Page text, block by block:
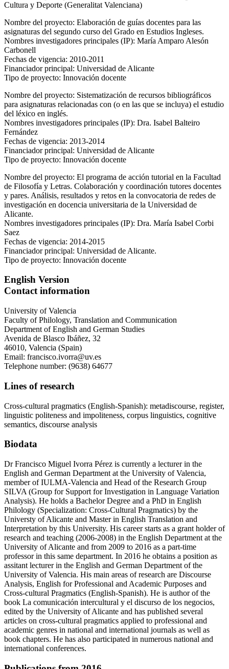
Cultura y Deporte (Generalitat Valenciana)
Nombre del proyecto: Elaboración de guías docentes para las
asignaturas del segundo curso del Grado en Estudios Ingleses.
Nombres investigadores principales (IP): María Amparo Alesón
Carbonell
Fechas de vigencia: 2010-2011
Financiador principal: Universidad de Alicante
Tipo de proyecto: Innovación docente
Nombre del proyecto: Sistematización de recursos bibliográficos
para asignaturas relacionadas con (o en las que se incluya) el estudio
del léxico en inglés.
Nombres investigadores principales (IP): Dra. Isabel Balteiro
Fernández
Fechas de vigencia: 2013-2014
Financiador principal: Universidad de Alicante
Tipo de proyecto: Innovación docente
Nombre del proyecto: El programa de acción tutorial en la Facultad
de Filosofía y Letras. Colaboración y coordinación tutores docentes
y pares. Análisis, resultados y retos en la convocatoria de redes de
investigación en docencia universitaria de la Universidad de
Alicante.
Nombres investigadores principales (IP): Dra. María Isabel Corbi
Saez
Fechas de vigencia: 2014-2015
Financiador principal: Universidad de Alicante.
Tipo de proyecto: Innovación docente
English Version
Contact information
University of Valencia
Faculty of Philology, Translation and Communication
Department of English and German Studies
Avenida de Blasco Ibáñez, 32
46010, Valencia (Spain)
Email: francisco.ivorra@uv.es
Telephone number: (9638) 64677
Lines of research
Cross-cultural pragmatics (English-Spanish): metadiscourse, register,
linguistic politeness and impoliteness, corpus linguistics, cognitive
semantics, discourse analysis
Biodata
Dr Francisco Miguel Ivorra Pérez is currently a lecturer in the
English and German Department at the University of Valencia,
member of IULMA-Valencia and Head of the Research Group
SILVA (Group for Support for Investigation in Language Variation
Analysis). He holds a Bachelor Degree and a PhD in English
Philology (Specialization: Cross-Cultural Pragmatics) by the
Universty of Alicante and Master in English Translation and
Interpretation by this University. His career starts as a grant holder of
research and teaching (2006-2008) in the English Department at the
University of Alicante and from 2009 to 2016 as a part-time
professor in this same department. In 2016 he obtains a position as
assitant lecturer in the English and German Department of the
University of Valencia. His main areas of research are Discourse
Analysis, English for Professional and Academic Purposes and
Cross-cultural Pragmatics (English-Spanish). He is author of the
book La comunicación intercultural y el discurso de los negocios,
edited by the University of Alicante and has published several
articles on cross-cultural pragmatics applied to professional and
academic genres in national and international journals as well as
book chapters. He has also participated in numerous national and
international conferences.